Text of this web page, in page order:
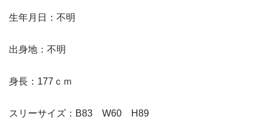
生年月日：不明
出身地：不明
身長：177ｃｍ
スリーサイズ：B83 W60 H89